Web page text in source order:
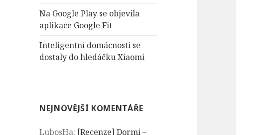
Na Google Play se objevila
aplikace Google Fit
Inteligentní domácnosti se
dostaly do hledáčku Xiaomi
NEJNOVĚJŠÍ KOMENTÁŘE
LubosHa: [Recenze] Dormi –